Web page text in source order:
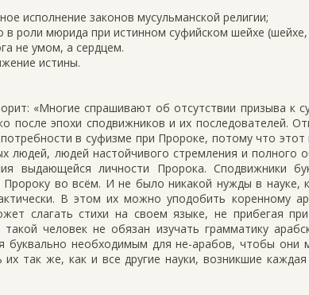
исполнение законов мусульманской религии;
в роли мюрида при истинном суфийском шейхе
не умом, а сердцем.
истины.
«Многие спрашивают об отсутствии призыва к
после эпохи сподвижников и их последователей.
в суфизме при Пророке, потому что этот
людей, людей настойчивого стремления и полного
выдающейся личности Пророка. Сподвижники
Пророку во всём. И не было никакой нужды в науке,
В этом их можно уподобить коренному
слагать стихи на своем языке, не прибегая
такой человек не обязан изучать грамматику
буквально необходимым для не-арабов, чтобы они
их так же, как и все другие науки, возникшие